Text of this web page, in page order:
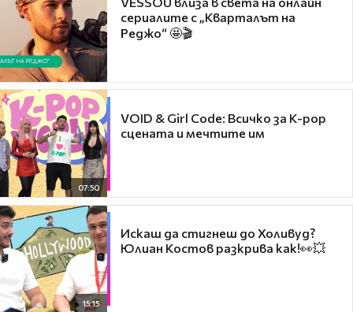
сериалите с „Кварталът на
Реджо“ 🤩🎬
07:50
VOID & Girl Code: Всичко за K-pop
сцената и мечтите им
15:15
Искаш да стигнеш до Холивуд?
Юлиан Костов разкрива как!👀💥